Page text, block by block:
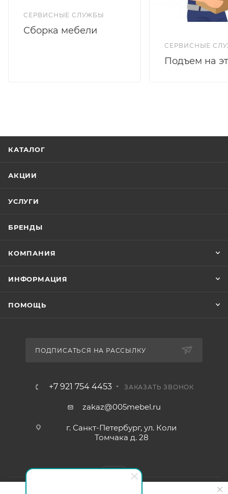
СЕРВИСНЫЕ СЛУЖБЫ
Сборка мебели
СЕРВИСНЫЕ
Подъем на
КАТАЛОГ
АКЦИИ
УСЛУГИ
БРЕНДЫ
КОМПАНИЯ
ИНФОРМАЦИЯ
ПОМОЩЬ
ПОДПИСАТЬСЯ НА РАССЫЛКУ
+7 921 754 4453 ЗАКАЗАТЬ ЗВОНОК
zakaz@005mebel.ru
г. Санкт-Петербург, ул. Коли
Томчака д. 28